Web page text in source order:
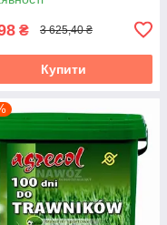
₴ 3 625,40 ₴
Купити